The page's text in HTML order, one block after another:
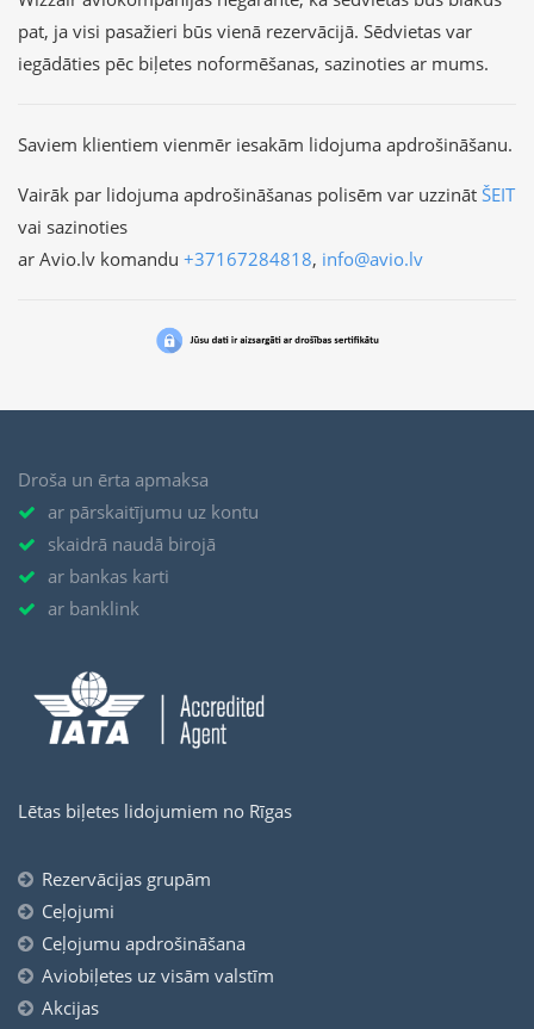
pat, ja visi pasažieri būs vienā rezervācijā. Sēdvietas var
iegādāties pēc biļetes noformēšanas, sazinoties ar mums.
Saviem klientiem vienmēr iesakām lidojuma apdrošināšanu.
Vairāk par lidojuma apdrošināšanas polisēm var uzzināt ŠEIT
vai sazinoties
ar Avio.lv komandu +37167284818, info@avio.lv
Droša un ērta apmaksa
ar pārskaitījumu uz kontu
skaidrā naudā birojā
ar bankas karti
ar banklink
Lētas biļetes lidojumiem no Rīgas
Rezervācijas grupām
Ceļojumi
Ceļojumu apdrošināšana
Aviobiļetes uz visām valstīm
Akcijas